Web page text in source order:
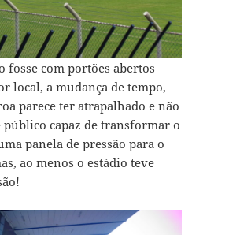
fosse com portões abertos
local, a mudança de tempo,
parece ter atrapalhado e não
capaz de transformar o
panela de pressão para o
ao menos o estádio teve